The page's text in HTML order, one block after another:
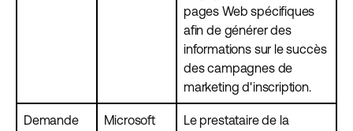
pages Web spécifiques
afin de générer des
informations sur le succès
des campagnes de
marketing d'inscription.
Demande
Microsoft
Le prestataire de la